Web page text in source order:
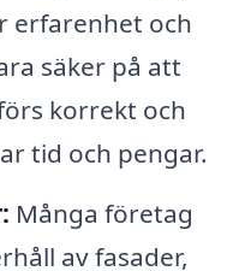
erfarenhet och
säker på att
korrekt och
tid och pengar.
Många företag
av fasader,